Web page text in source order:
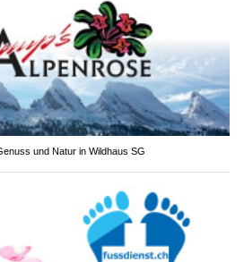
und Natur in Wildhaus SG